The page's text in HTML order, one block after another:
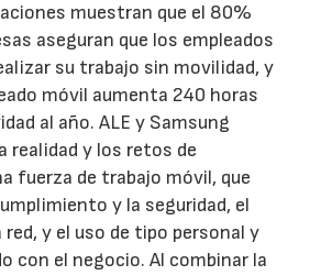
muestran que el 80%
aseguran que los empleados
su trabajo sin movilidad, y
móvil aumenta 240 horas
al año. ALE y Samsung
realidad y los retos de
fuerza de trabajo móvil, que
y la seguridad, el
y el uso de tipo personal y
con el negocio. Al combinar la